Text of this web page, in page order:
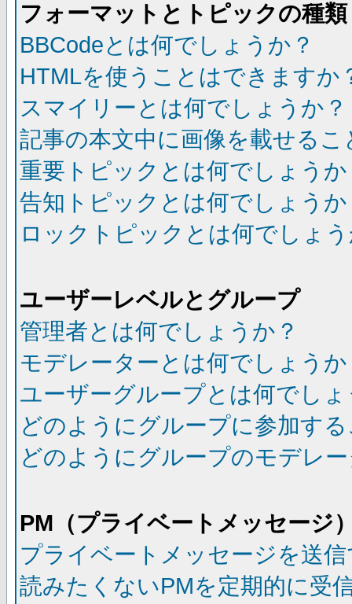
フォーマットとトピックの種類
BBCodeとは何でしょうか？
HTMLを使うことはできますか
スマイリーとは何でしょうか？
記事の本文中に画像を載せる
重要トピックとは何でしょうか
告知トピックとは何でしょうか
ロックトピックとは何でしょ
ユーザーレベルとグループ
管理者とは何でしょうか？
モデレーターとは何でしょうか
ユーザーグループとは何でし
どのようにグループに参加す
どのようにグループのモデレ
PM（プライベートメッセージ
プライベートメッセージを送
読みたくないPMを定期的に受